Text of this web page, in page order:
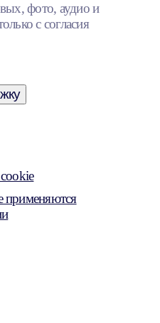
фото, аудио и
с согласия
применяются